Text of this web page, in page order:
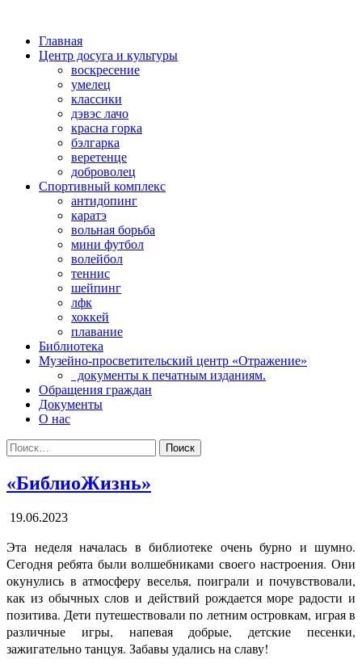
Главная
Центр досуга и культуры
воскресение
умелец
классики
дэвэс лачо
красна горка
бэлгарка
веретенце
доброволец
Спортивный комплекс
антидопинг
каратэ
вольная борьба
мини футбол
волейбол
теннис
шейпинг
лфк
хоккей
плавание
Библиотека
Музейно-просветительский центр «Отражение»
документы к печатным изданиям.
Обращения граждан
Документы
О нас
Поиск:
«БиблиоЖизнь»
19.06.2023
Эта неделя началась в библиотеке очень бурно и шумно.
Сегодня ребята были волшебниками своего настроения. Они
окунулись в атмосферу веселья, поиграли и почувствовали,
как из обычных слов и действий рождается море радости и
позитива. Дети путешествовали по летним островкам, играя в
различные игры, напевая добрые, детские песенки,
зажигательно танцуя. Забавы удались на славу!